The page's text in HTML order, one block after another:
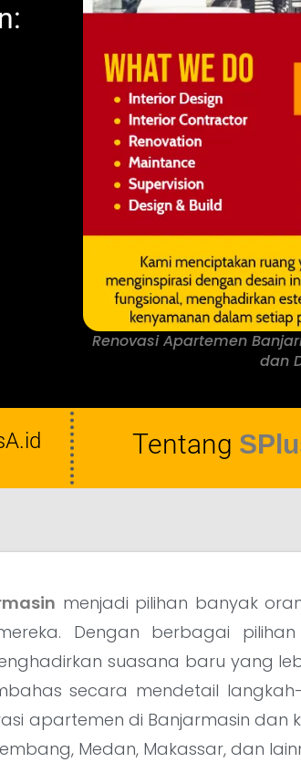
Renovasi Apartemen
dan
Tentang
menjadi pilihan banyak
Dengan berbagai
suasana baru yang
secara mendetail
apartemen di Banjarmasin dan
Medan, Makassar, dan